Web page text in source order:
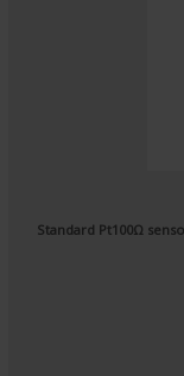
Standard Pt100Ω